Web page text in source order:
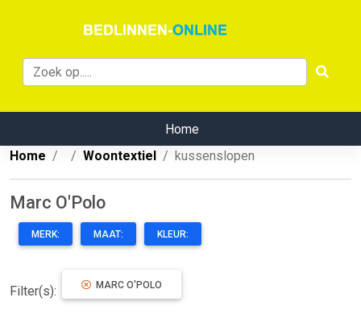
Home
Home
Woontextiel kussenslopen
Marc O'Polo
MERK: MAAT: KLEUR:
Filter(s): MARC O'POLO